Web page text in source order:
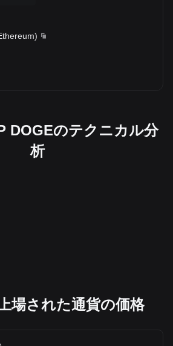
)
DOGEのテクニカル分
析
場された通貨の価格